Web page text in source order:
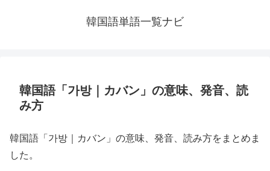
韓国語単語一覧ナビ
韓国語「가방｜カバン」の意味、発音、読
み方
韓国語「가방｜カバン」の意味、発音、読み方をまとめま
した。